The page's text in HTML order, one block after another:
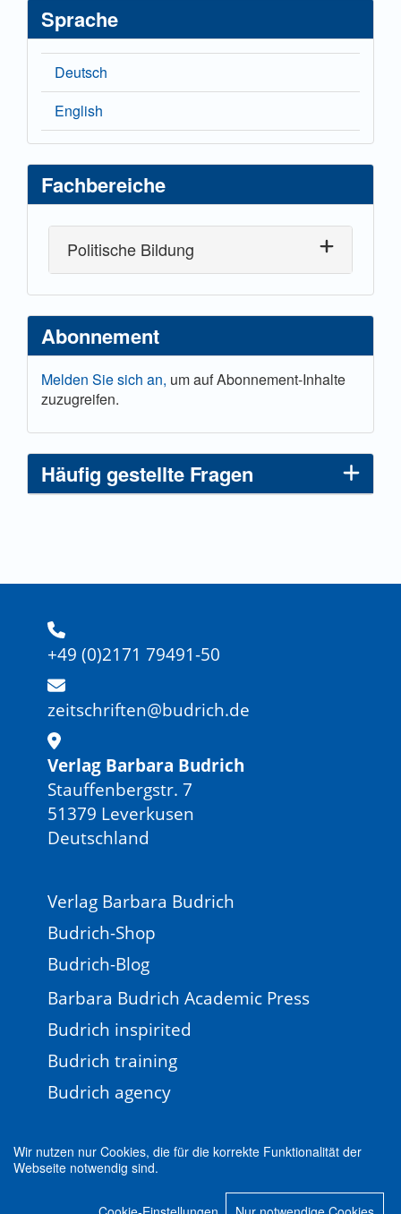
Wir nutzen nur Cookies, die für die korrekte Funktionalität der
Webseite notwendig sind.
Sprache
Deutsch
English
Fachbereiche
Politische Bildung
Abonnement
Melden Sie sich an, um auf Abonnement-Inhalte
zuzugreifen.
Häufig gestellte Fragen
+49 (0)2171 79491-50
zeitschriften@budrich.de
Verlag Barbara Budrich
Stauffenbergstr. 7
51379 Leverkusen
Deutschland
Verlag Barbara Budrich
Budrich-Shop
Budrich-Blog
Barbara Budrich Academic Press
Budrich inspirited
Budrich training
Budrich agency